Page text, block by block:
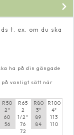
t. ex. om du ska
ha på din gängade
på vanligt sätt när
R50
2"
60
56
R65
2
1/2"
76
72
R80
3"
89
84
R100
4"
113
110